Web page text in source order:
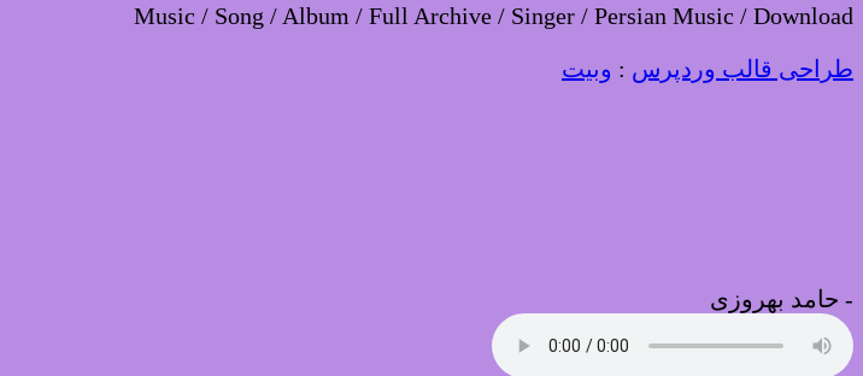
Music / Song / Album / Full Archive / Singer / Persian Music / Download
طراحی قالب وردپرس : وبیت
- حامد بهروزی